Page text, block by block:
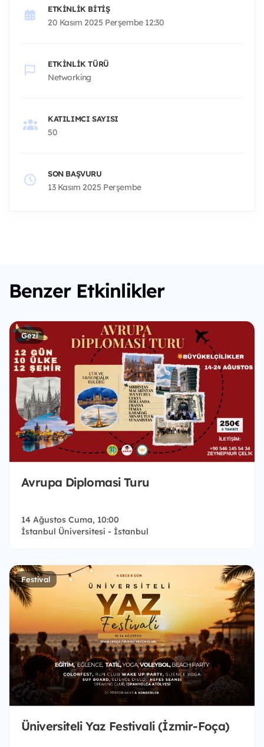
ETKINLIK BITIŞ
20 Kasım 2025 Perşembe 12:30
ETKINLIK TÜRÜ
Networking
KATILIMCI SAYISI
50
SON BAŞVURU
13 Kasım 2025 Perşembe
Benzer Etkinlikler
Gezi
Avrupa Diplomasi Turu
14 Ağustos Cuma, 10:00
İstanbul Üniversitesi - İstanbul
Festival
Üniversiteli Yaz Festivali (İzmir-Foça)